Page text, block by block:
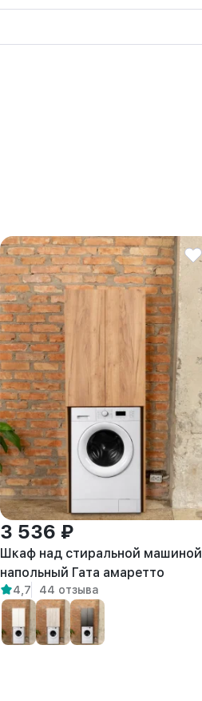
3 536 ₽
Шкаф над стиральной машиной
напольный Гата амаретто
4,7 44 отзыва